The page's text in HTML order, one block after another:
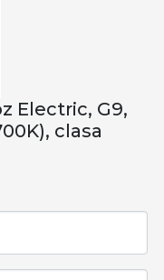
Electric, G9,
clasa